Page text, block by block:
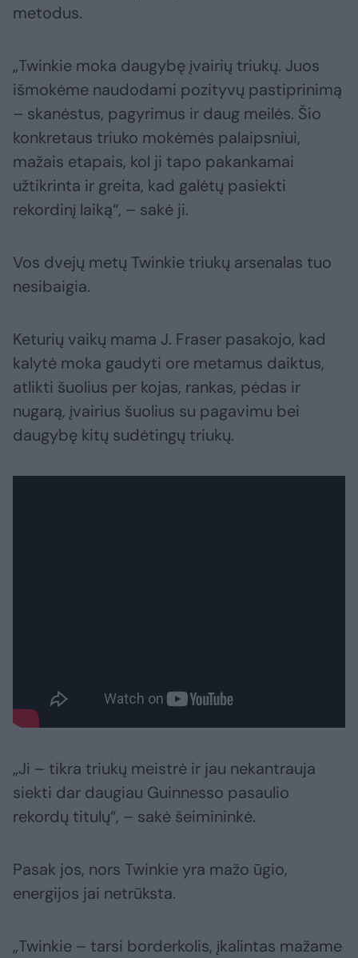
metodus.
„Twinkie moka daugybę įvairių triukų. Juos
išmokėme naudodami pozityvų pastiprinimą
– skanėstus, pagyrimus ir daug meilės. Šio
konkretaus triuko mokėmės palaipsniui,
mažais etapais, kol ji tapo pakankamai
užtikrinta ir greita, kad galėtų pasiekti
rekordinį laiką“, – sakė ji.
Vos dvejų metų Twinkie triukų arsenalas tuo
nesibaigia.
Keturių vaikų mama J. Fraser pasakojo, kad
kalytė moka gaudyti ore metamus daiktus,
atlikti šuolius per kojas, rankas, pėdas ir
nugarą, įvairius šuolius su pagavimu bei
daugybę kitų sudėtingų triukų.
„Ji – tikra triukų meistrė ir jau nekantrauja
siekti dar daugiau Guinnesso pasaulio
rekordų titulų“, – sakė šeimininkė.
Pasak jos, nors Twinkie yra mažo ūgio,
energijos jai netrūksta.
„Twinkie – tarsi borderkolis, įkalintas mažame